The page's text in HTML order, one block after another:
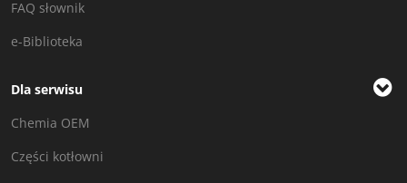
FAQ słownik
e-Biblioteka
Dla serwisu
Chemia OEM
Części kotłowni